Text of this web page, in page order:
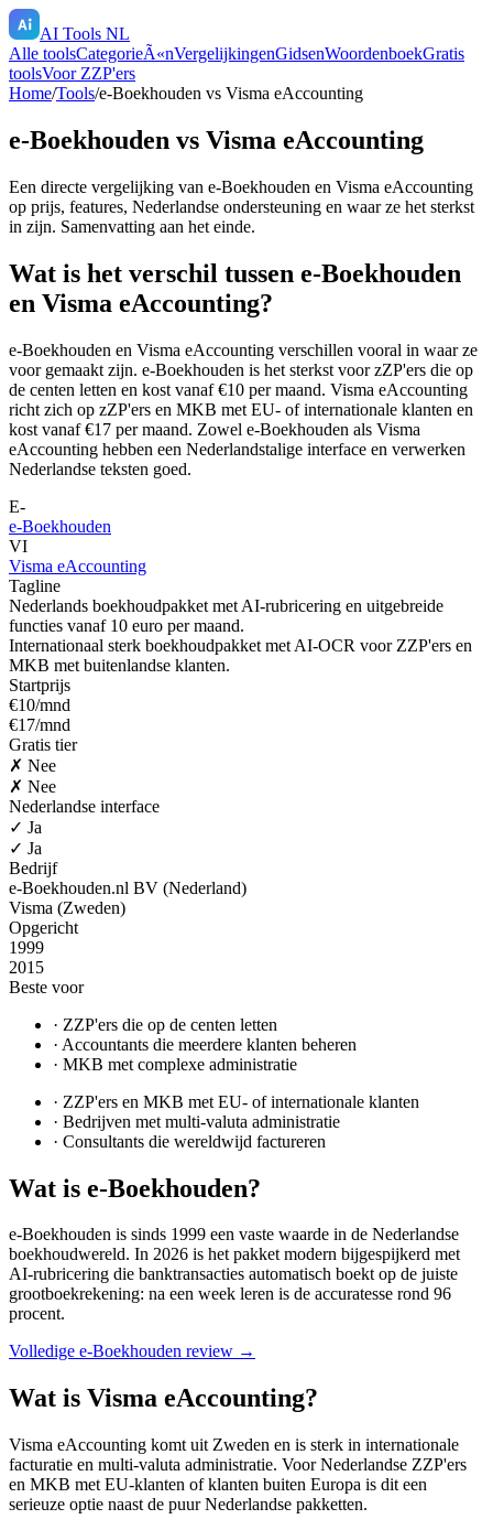
AI Tools NL
Alle toolsCategorieÃ«nVergelijkingenGidsenWoordenboekGratis
toolsVoor ZZP'ers
Home/Tools/e-Boekhouden vs Visma eAccounting
e-Boekhouden vs Visma eAccounting
Een directe vergelijking van e-Boekhouden en Visma eAccounting
op prijs, features, Nederlandse ondersteuning en waar ze het sterkst
in zijn. Samenvatting aan het einde.
Wat is het verschil tussen e-Boekhouden
en Visma eAccounting?
e-Boekhouden en Visma eAccounting verschillen vooral in waar ze
voor gemaakt zijn. e-Boekhouden is het sterkst voor zZP'ers die op
de centen letten en kost vanaf €10 per maand. Visma eAccounting
richt zich op zZP'ers en MKB met EU- of internationale klanten en
kost vanaf €17 per maand. Zowel e-Boekhouden als Visma
eAccounting hebben een Nederlandstalige interface en verwerken
Nederlandse teksten goed.
E-
e-Boekhouden
VI
Visma eAccounting
Tagline
Nederlands boekhoudpakket met AI-rubricering en uitgebreide
functies vanaf 10 euro per maand.
Internationaal sterk boekhoudpakket met AI-OCR voor ZZP'ers en
MKB met buitenlandse klanten.
Startprijs
€10/mnd
€17/mnd
Gratis tier
✗ Nee
✗ Nee
Nederlandse interface
✓ Ja
✓ Ja
Bedrijf
e-Boekhouden.nl BV (Nederland)
Visma (Zweden)
Opgericht
1999
2015
Beste voor
· ZZP'ers die op de centen letten
· Accountants die meerdere klanten beheren
· MKB met complexe administratie
· ZZP'ers en MKB met EU- of internationale klanten
· Bedrijven met multi-valuta administratie
· Consultants die wereldwijd factureren
Wat is e-Boekhouden?
e-Boekhouden is sinds 1999 een vaste waarde in de Nederlandse
boekhoudwereld. In 2026 is het pakket modern bijgespijkerd met
AI-rubricering die banktransacties automatisch boekt op de juiste
grootboekrekening: na een week leren is de accuratesse rond 96
procent.
Volledige e-Boekhouden review →
Wat is Visma eAccounting?
Visma eAccounting komt uit Zweden en is sterk in internationale
facturatie en multi-valuta administratie. Voor Nederlandse ZZP'ers
en MKB met EU-klanten of klanten buiten Europa is dit een
serieuze optie naast de puur Nederlandse pakketten.